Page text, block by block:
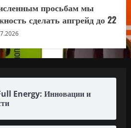
просьбам мы
сделать апгрейд до 22
Energy: Инновации и